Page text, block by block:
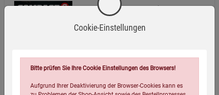
Compact-Magazin Ausgabe Januar
5,95 €
Cookie-Einstellungen
Bitte prüfen Sie Ihre Cookie Einstellungen des Browsers!
Aufgrund Ihrer Deaktivierung der Browser-Cookies kann es